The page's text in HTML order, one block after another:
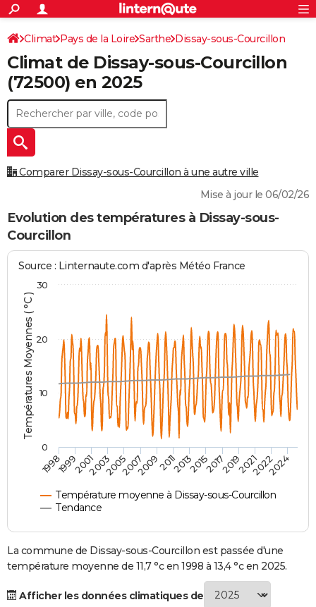
ACTUALITÉS
Politique
Société
Faits Divers
Education
Monde
Villes
+
SPORT
Coupe du monde 2026
Football
Tennis
Cyclisme
Rugby
Forum
Programme TV
TNT
Streaming
Cinéma
Sorties cinéma
Musique
+
FINANCE
Retraite
Impôts
Epargne
Immobilier
Risques naturels par ville
Banque
Assurance
Crédit
AUTO
Essais
Réserver un essai
Citadines
Berlines
SUV
Forum auto
+
HIGH-TECH
Forum
Aménagement intérieur
Extérieur
Cuisine
Salle de bains
Jardinage
Rangement
+WEEK-END
Guides de France
Escapades
Patrimoine
Expositions
Musées
Week-end nature
+
Art de vivre
Bien-être
Loisirs
Mode
Modes de vie
Alimentation
Guide de la santé
Maladies
Médicaments
Sommeil
VOYAGE
Destinations
City break
Voyage nature
Voyage de noces
Forum
Climat
PHOTO
GUIDES D'ACHAT
BONS PLANS
CARTE DE VOEUX
Carte de Noël
Carte Bonne année
Carte Saint-Valentin
Carte Pâques
Carte d'anniversaire
DICTIONNAIRE
Dictionnaire
Biographies
Citations
Expressions
Proverbes
PROGRAMME TV
COPAINS D'AVANT
S'inscrire
Se connecter
Lycées
Collèges
Primaires
Universités
Entreprises
Service militaire
Avis de recherche
AVIS DE DÉCÈS
FORUM
Rechercher
S'inscrire
Connexion
Climat Pays de la Loire Sarthe Dissay-sous-Courcillon
Climat de Dissay-sous-Courcillon
(72500) en 2025
Comparer Dissay-sous-Courcillon à une autre ville
Mise à jour le 06/02/26
Evolution des températures à Dissay-sous-
Courcillon
Températures Moyennes ( °C )
Source : Linternaute.com d'après Météo France
Température moyenne à Dissay-sous-Courcillon
Tendance
199819992001200320052007200920112013201520172019202120222024
0
10
20
30
La commune de Dissay-sous-Courcillon est passée d'une
température moyenne de 11,7 °c en 1998 à 13,4 °c en 2025.
Afficher les données climatiques de